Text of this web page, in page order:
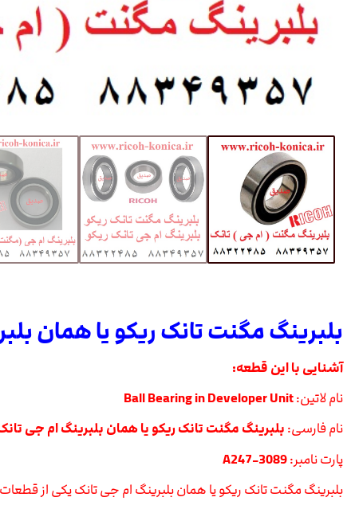
بلبرینگ مگنت تانک ریکو یا همان
آشنایی با این قطعه:
نام لاتین:Ball Bearing in Developer Unit
نام فارسی: بلبرینگ مگنت تانک ریکو یا همان بلبرینگ ام جی
پارت نامبر:
بلبرینگ مگنت تانک ریکو یا همان بلبرینگ ام جی تانک یکی از